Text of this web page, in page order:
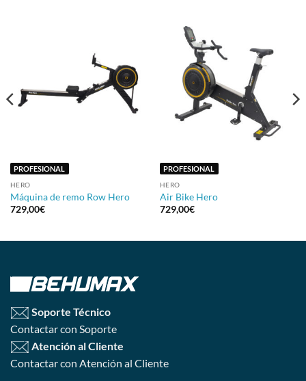
PROFESIONAL
HERO
Máquina de remo Row Hero
729,00€
PROFESIONAL
HERO
Air Bike Hero
729,00€
Soporte Técnico
Contactar con Soporte
Atención al Cliente
Contactar con Atención al Cliente